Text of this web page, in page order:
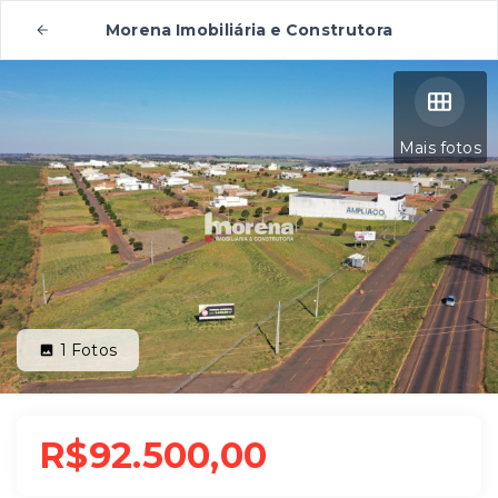
Morena Imobiliária e Construtora
Mais fotos
1 Fotos
R$92.500,00